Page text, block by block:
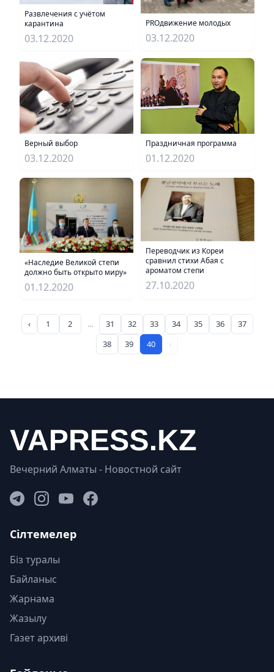
Развлечения с учётом
карантина
03.12.2020
PROдвижение молодых
03.12.2020
Верный выбор
03.12.2020
Праздничная программа
01.12.2020
«Наследие Великой степи
должно быть открыто миру»
01.12.2020
Переводчик из Кореи
сравнил стихи Абая с
ароматом степи
27.10.2020
‹ 1 2 ... 31 32 33 34 35 36
37
38
39 40 ›
Вечерний Алматы - Новостной сайт
Сілтемелер
Біз туралы
Байланыс
Жарнама
Жазылу
Газет архиві